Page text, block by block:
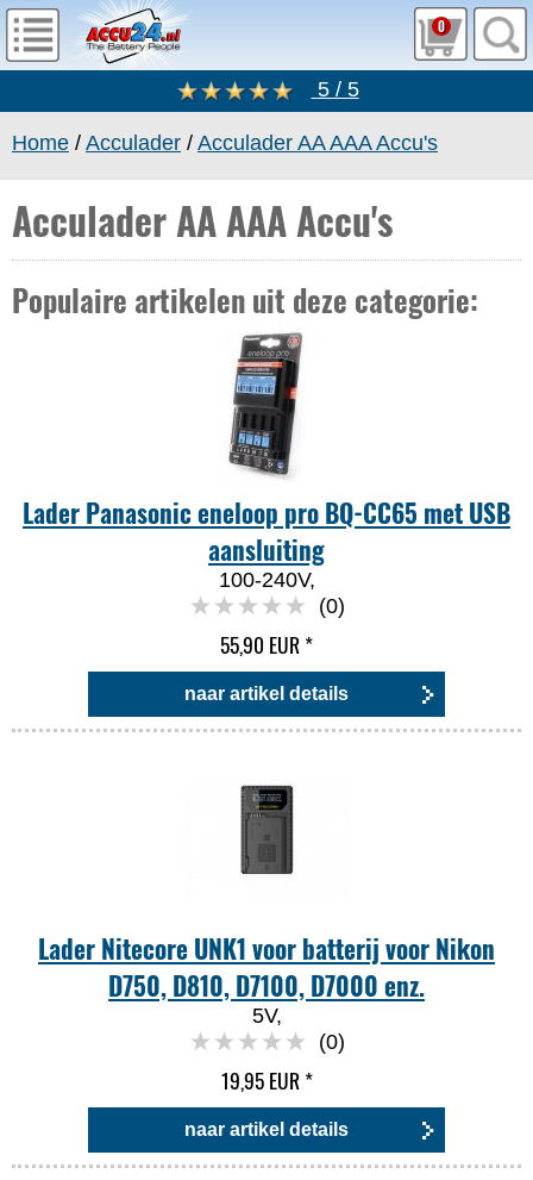
0
5 / 5
Home / Acculader / Acculader AA AAA Accu's
Acculader AA AAA Accu's
Populaire artikelen uit deze categorie:
Lader Panasonic eneloop pro BQ-CC65 met USB
aansluiting
100-240V,
(0)
55,90 EUR*
naar artikel details
Lader Nitecore UNK1 voor batterij voor Nikon
D750, D810, D7100, D7000 enz.
5V,
(0)
19,95 EUR*
naar artikel details